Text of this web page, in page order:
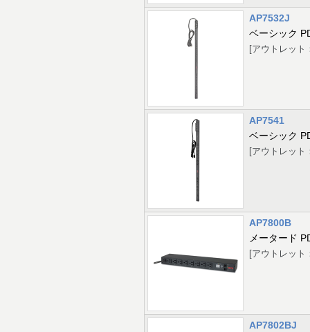
AP7532J
ベーシック
[アウトレット
AP7541
ベーシック
[アウトレット
AP7800B
メータード
[アウトレット
AP7802BJ